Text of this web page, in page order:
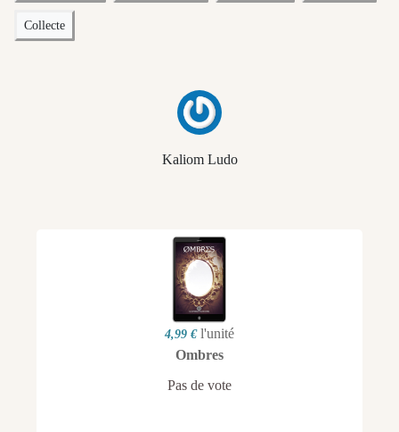
Kaliom Ludo
Collecte
4,99 € l'unité
Ombres
Pas de vote